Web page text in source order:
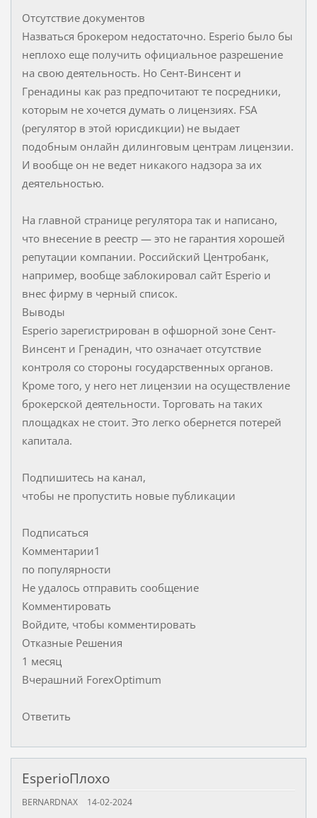
Отсутствие документов
Назваться брокером недостаточно. Esperio было бы
неплохо еще получить официальное разрешение
на свою деятельность. Но Сент-Винсент и
Гренадины как раз предпочитают те посредники,
которым не хочется думать о лицензиях. FSA
(регулятор в этой юрисдикции) не выдает
подобным онлайн дилинговым центрам лицензии.
И вообще он не ведет никакого надзора за их
деятельностью.
На главной странице регулятора так и написано,
что внесение в реестр — это не гарантия хорошей
репутации компании. Российский Центробанк,
например, вообще заблокировал сайт Esperio и
внес фирму в черный список.
Выводы
Esperio зарегистрирован в офшорной зоне Сент-
Винсент и Гренадин, что означает отсутствие
контроля со стороны государственных органов.
Кроме того, у него нет лицензии на осуществление
брокерской деятельности. Торговать на таких
площадках не стоит. Это легко обернется потерей
капитала.
Подпишитесь на канал,
чтобы не пропустить новые публикации
Подписаться
Комментарии1
по популярности
Не удалось отправить сообщение
Комментировать
Войдите, чтобы комментировать
Отказные Решения
1 месяц
Вчерашний ForexOptimum
Ответить
EsperioПлохо
BERNARDNAX 14-02-2024